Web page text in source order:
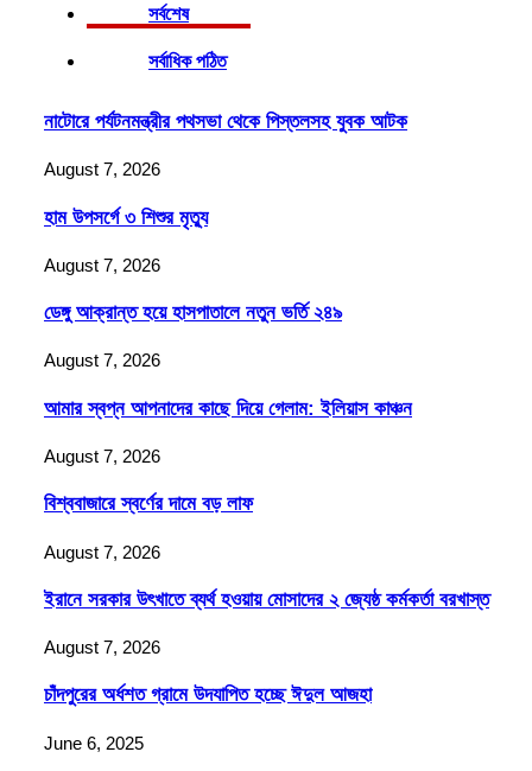
সর্বশেষ
সর্বাধিক পঠিত
নাটোরে পর্যটনমন্ত্রীর পথসভা থেকে পিস্তলসহ যুবক আটক
August 7, 2026
হাম উপসর্গে ৩ শিশুর মৃত্যু
August 7, 2026
ডেঙ্গু আক্রান্ত হয়ে হাসপাতালে নতুন ভর্তি ২৪৯
August 7, 2026
আমার স্বপ্ন আপনাদের কাছে দিয়ে গেলাম: ইলিয়াস কাঞ্চন
August 7, 2026
বিশ্ববাজারে স্বর্ণের দামে বড় লাফ
August 7, 2026
ইরানে সরকার উৎখাতে ব্যর্থ হওয়ায় মোসাদের ২ জ্যেষ্ঠ কর্মকর্তা বরখাস্ত
August 7, 2026
চাঁদপুরের অর্ধশত গ্রামে উদযাপিত হচ্ছে ঈদুল আজহা
June 6, 2025